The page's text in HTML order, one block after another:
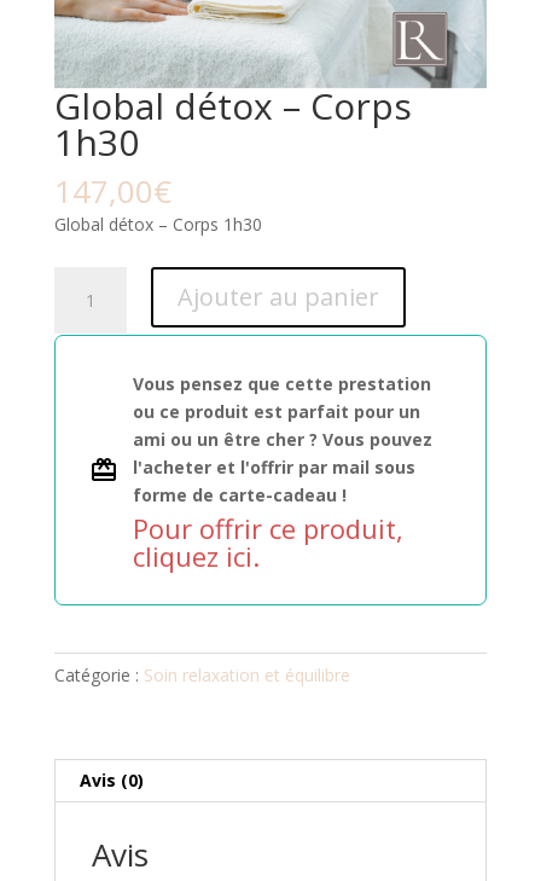
Global détox – Corps
1h30
147,00€
Global détox – Corps 1h30
Global
Ajouter au panier
Vous pensez que cette prestation
ou ce produit est parfait pour un
ami ou un être cher ? Vous pouvez
l'acheter et l'offrir par mail sous
forme de carte-cadeau !
Pour offrir ce produit,
cliquez ici.
Catégorie : Soin relaxation et équilibre
Avis (0)
Avis